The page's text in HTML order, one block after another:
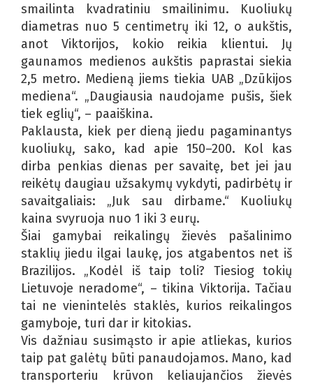
smailinta kvadratiniu smailinimu. Kuoliukų
diametras nuo 5 centimetrų iki 12, o aukštis,
anot Viktorijos, kokio reikia klientui. Jų
gaunamos medienos aukštis paprastai siekia
2,5 metro. Medieną jiems tiekia UAB „Dzūkijos
mediena“. „Daugiausia naudojame pušis, šiek
tiek eglių“, – paaiškina.
Paklausta, kiek per dieną jiedu pagaminantys
kuoliukų, sako, kad apie 150–200. Kol kas
dirba penkias dienas per savaitę, bet jei jau
reikėtų daugiau užsakymų vykdyti, padirbėtų ir
savaitgaliais: „Juk sau dirbame.“ Kuoliukų
kaina svyruoja nuo 1 iki 3 eurų.
Šiai gamybai reikalingų žievės pašalinimo
staklių jiedu ilgai laukę, jos atgabentos net iš
Brazilijos. „Kodėl iš taip toli? Tiesiog tokių
Lietuvoje neradome“, – tikina Viktorija. Tačiau
tai ne vienintelės staklės, kurios reikalingos
gamyboje, turi dar ir kitokias.
Vis dažniau susimąsto ir apie atliekas, kurios
taip pat galėtų būti panaudojamos. Mano, kad
transporteriu krūvon keliaujančios žievės